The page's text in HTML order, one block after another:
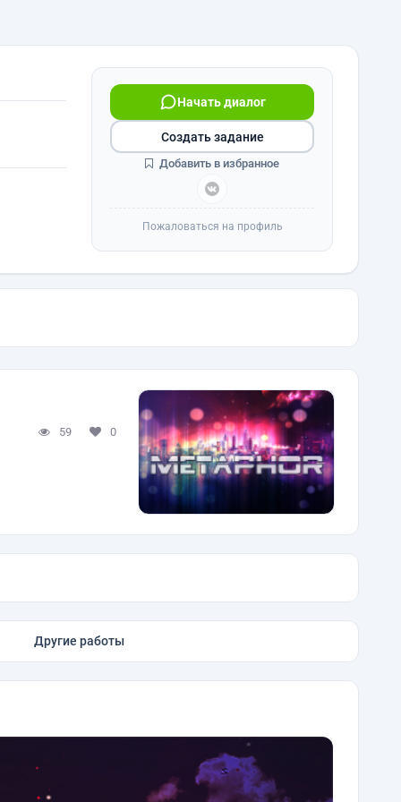
Начать диалог
Создать задание
Добавить в избранное
Пожаловаться на профиль
59 0
Другие работы